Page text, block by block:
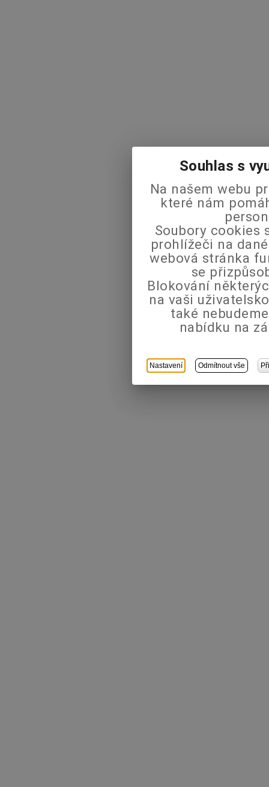
Souhlas s
Na našem webu
které nám
Soubory cookies
prohlížeči na
webová stránka
se
Blokování
na vaši
také
nabídku na
Nastavení Odmítnout vše